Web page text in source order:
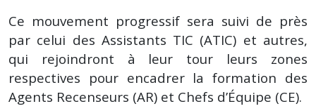
Ce mouvement progressif sera suivi de près
par celui des Assistants TIC (ATIC) et autres,
qui rejoindront à leur tour leurs zones
respectives pour encadrer la formation des
Agents Recenseurs (AR) et Chefs d’Équipe (CE).